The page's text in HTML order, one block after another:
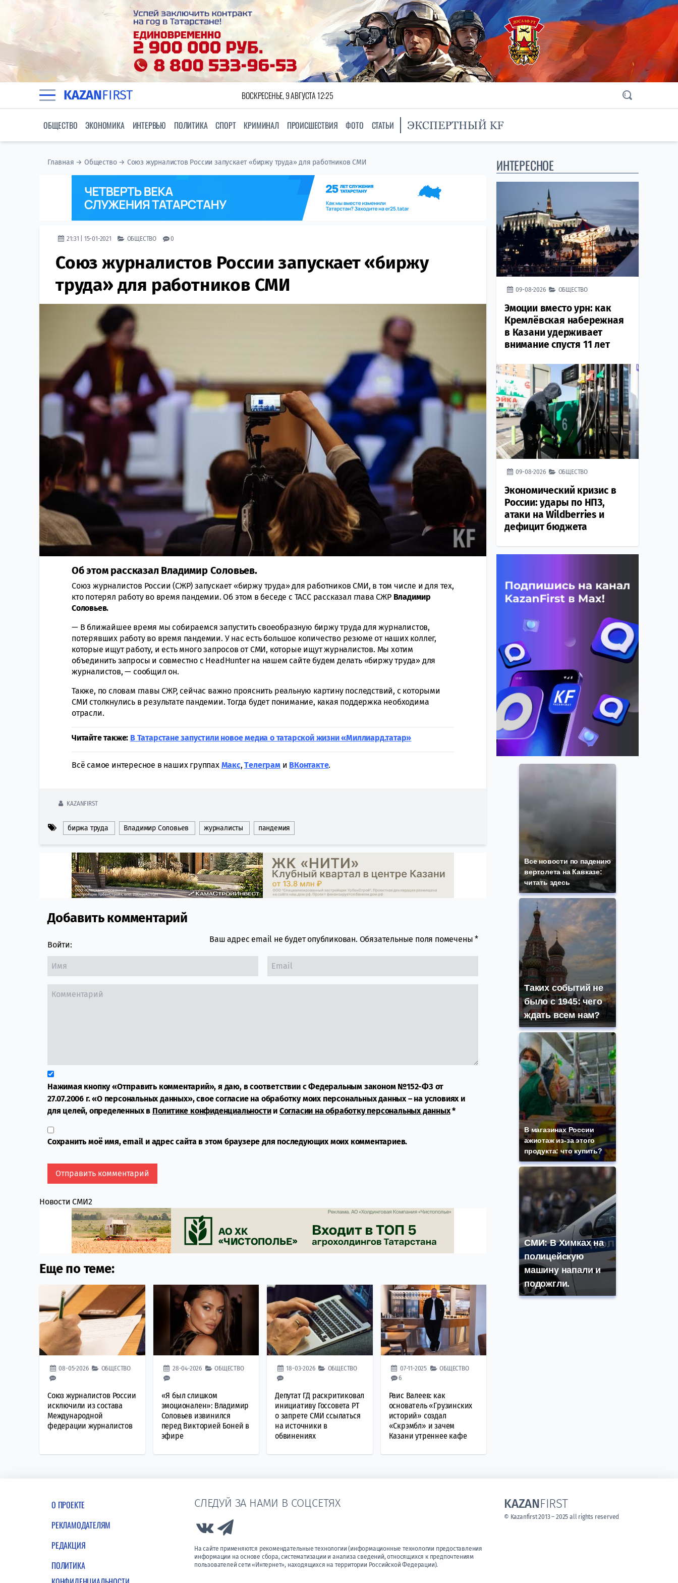
KAZANFIRST ВОСКРЕСЕНЬЕ, 9 АВГУСТА 12:25
ОБЩЕСТВО ЭКОНОМИКА ИНТЕРВЬЮ ПОЛИТИКА СПОРТ КРИМИНАЛ ПРОИСШЕСТВИЯ ФОТО СТАТЬИ
Главная →Общество→ Союз журналистов России запускает «биржу труда» для работников СМИ
21:31 | 15-01-2021 ОБЩЕСТВО 0
Союз журналистов России запускает «биржу
труда» для работников СМИ
Об этом рассказал Владимир Соловьев.
Союз журналистов России (СЖР) запускает «биржу труда» для работников СМИ, в том числе и для тех,
кто потерял работу во время пандемии. Об этом в беседе с ТАСС рассказал глава СЖР Владимир
Соловьев.
— В ближайшее время мы собираемся запустить своеобразную биржу труда для журналистов,
потерявших работу во время пандемии. У нас есть большое количество резюме от наших коллег,
которые ищут работу, и есть много запросов от СМИ, которые ищут журналистов. Мы хотим
объединить запросы и совместно с HeadHunter на нашем сайте будем делать «биржу труда» для
журналистов, — сообщил он.
Также, по словам главы СЖР, сейчас важно прояснить реальную картину последствий, с которыми
СМИ столкнулись в результате пандемии. Тогда будет понимание, какая поддержка необходима
отрасли.
Читайте также: В Татарстане запустили новое медиа о татарской жизни «Миллиард.татар»
Всё самое интересное в наших группах Макс,Tелеграми ВКонтакте.
KAZANFIRST
биржа труда Владимир Соловьев журналисты пандемия
Comment section
Добавить комментарий
Войти:
Ваш адрес email не будет опубликован. Обязательные поля помечены*
Нажимая кнопку «Отправить комментарий», я даю, в соответствии с Федеральным законом №152-ФЗ от
27.07.2006 г. «О персональных данных», свое согласие на обработку моих персональных данных – на условиях и
для целей, определенных в Политике конфиденциальностии Согласии на обработку персональных данных*
Сохранить моё имя, email и адрес сайта в этом браузере для последующих моих комментариев.
Новости СМИ2
Еще по теме:
08-05-2026 ОБЩЕСТВО
Союз журналистов России
исключили из состава
Международной
федерации журналистов
28-04-2026 ОБЩЕСТВО
«Я был слишком
эмоционален»: Владимир
Соловьев извинился
перед Викторией Боней в
эфире
18-03-2026 ОБЩЕСТВО
Депутат ГД раскритиковал
инициативу Госсовета РТ
о запрете СМИ ссылаться
на источники в
обвинениях
07-11-2025
ОБЩЕСТВО
6
Раис Валеев: как
основатель «Грузинских
историй» создал
«Скрэмбл» и зачем
Казани утреннее кафе
ИНТЕРЕСНОЕ
09-08-2026 ОБЩЕСТВО
Эмоции вместо урн: как
Кремлёвская набережная
в Казани удерживает
внимание спустя 11 лет
09-08-2026 ОБЩЕСТВО
Экономический кризис в
России: удары по НПЗ,
атаки на Wildberries и
дефицит бюджета
Все новости по падению
вертолета на Кавказе:
читать здесь
Таких событий не
было с 1945: чего
ждать всем нам?
В магазинах России
ажиотаж из-за этого
продукта: что купить?
СМИ: В Химках на
полицейскую
машину напали и
подожгли.
О ПРОЕКТЕ
РЕКЛАМОДАТЕЛЯМ
РЕДАКЦИЯ
ПОЛИТИКА
СЛЕДУЙ ЗА НАМИ В СОЦСЕТЯХ
Link to Vk
На сайте применяются рекомендательные технологии (информационные технологии предоставления
информации на основе сбора, систематизации и анализа сведений, относящихся к предпочтениям
пользователей сети «Интернет», находящихся на территории Российской Федерации).
KAZANFIRST
© Kazanfirst 2013 – 2025 all rights reserved